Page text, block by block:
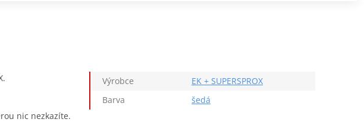
nic nezkazíte.
Výrobce
EK + SUPERSPROX
Barva
šedá